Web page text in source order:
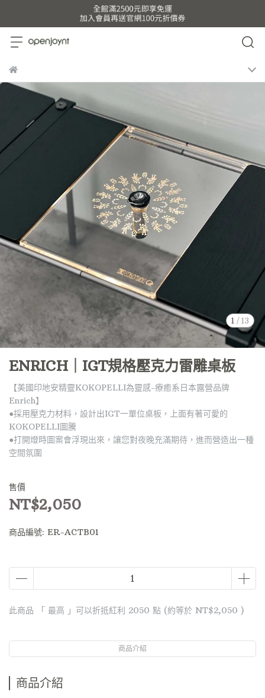
1 /13
ENRICH｜IGT規格壓克力雷雕桌板
【美國印地安精靈KOKOPELLI為靈感-療癒系日本露營品牌
Enrich】
●採用壓克力材料，設計出IGT一單位桌板，上面有著可愛的
KOKOPELLI圖騰
●打開燈時圖案會浮現出來，讓您對夜晚充滿期待，進而營造出一種
空間氛圍
售價
NT$2,050
商品編號: ER-ACTB01
此商品 「 最高 」可以折抵紅利 2050 點 (約等於 NT$2,050 )
商品介紹
商品介紹